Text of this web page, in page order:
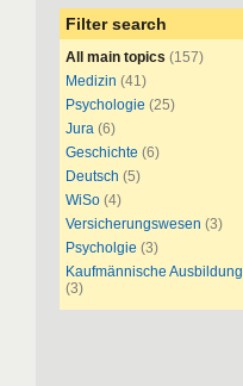
Filter search
All main topics (157)
Medizin (41)
Psychologie (25)
Jura (6)
Geschichte (6)
Deutsch (5)
WiSo (4)
Versicherungswesen (3)
Psycholgie (3)
Kaufmännische Ausbildung
(3)